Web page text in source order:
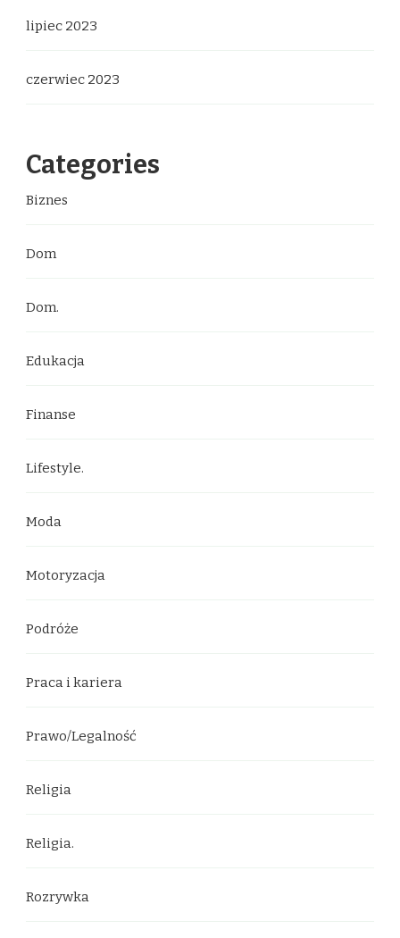
lipiec 2023
czerwiec 2023
Categories
Biznes
Dom
Dom.
Edukacja
Finanse
Lifestyle.
Moda
Motoryzacja
Podróże
Praca i kariera
Prawo/Legalność
Religia
Religia.
Rozrywka